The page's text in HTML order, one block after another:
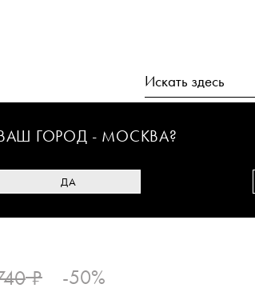
ГОРОД - МОСКВА?
ДА
₽ -50%